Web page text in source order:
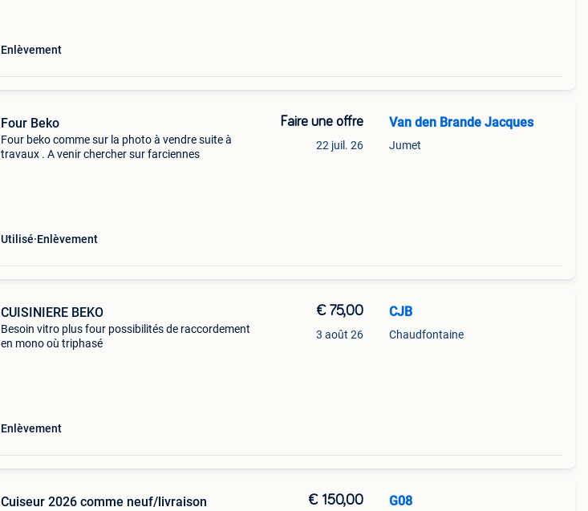
Enlèvement
Four Beko
Four beko comme sur la photo à vendre suite à
travaux . A venir chercher sur farciennes
Utilisé Enlèvement
Faire une offre
22 juil. 26
Van den Brande Jacques
Jumet
CUISINIERE BEKO
Besoin vitro plus four possibilités de raccordement
en mono où triphasé
Enlèvement
€ 75,00
3 août 26
CJB
Chaudfontaine
Cuiseur 2026 comme neuf/livraison
€ 150,00 G08